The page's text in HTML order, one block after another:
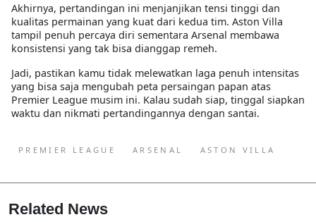
Akhirnya, pertandingan ini menjanjikan tensi tinggi dan
kualitas permainan yang kuat dari kedua tim. Aston Villa
tampil penuh percaya diri sementara Arsenal membawa
konsistensi yang tak bisa dianggap remeh.
Jadi, pastikan kamu tidak melewatkan laga penuh intensitas
yang bisa saja mengubah peta persaingan papan atas
Premier League musim ini. Kalau sudah siap, tinggal siapkan
waktu dan nikmati pertandingannya dengan santai.
PREMIER LEAGUE ARSENAL ASTON VILLA
Related News